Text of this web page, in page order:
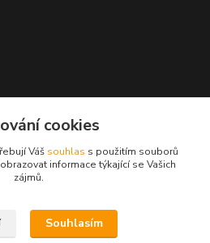
cookies
Váš souhlas s použitím souborů
informace týkající se Vašich
zájmů.
Souhlasím